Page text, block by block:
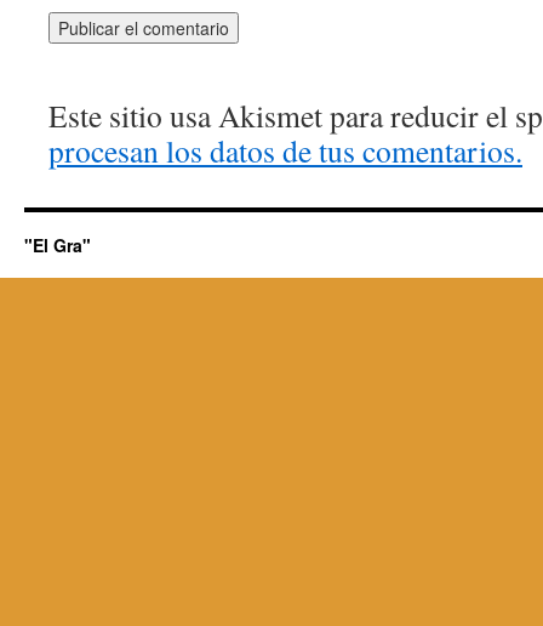
Este sitio usa Akismet para reducir el
procesan los datos de tus comentarios.
"El Gra"